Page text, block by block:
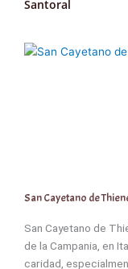
Santoral
San Cayetano de
San Cayetano de
de la Campania, en
caridad,